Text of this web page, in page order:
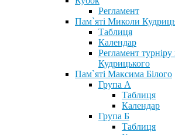
Регламент
Пам`яті Миколи
Таблиця
Календар
Регламент
Кудрицького
Пам`яті Максима Білого
Група А
Таблиця
Календар
Група Б
Таблиця